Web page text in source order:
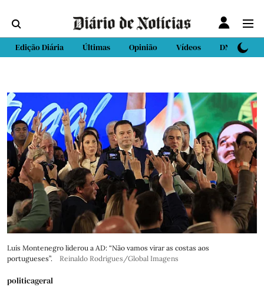
Edição Diária Últimas Opinião Vídeos DN Sport
Luís Montenegro liderou a AD: “Não vamos virar as costas aos
portugueses”.
Reinaldo Rodrigues/Global Imagens
politicageral